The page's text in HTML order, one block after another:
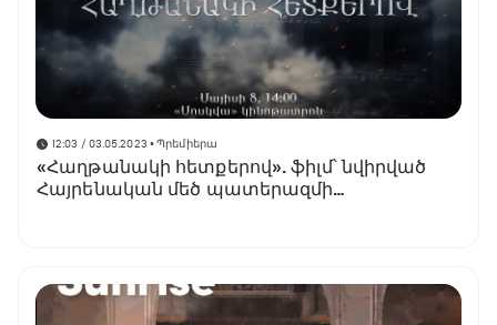
12:03 / 03.05.2023 • Պրեմիերա
«Հաղթանակի հետքերով». ֆիլմ՝ նվիրված
Հայրենական մեծ պատերազմի